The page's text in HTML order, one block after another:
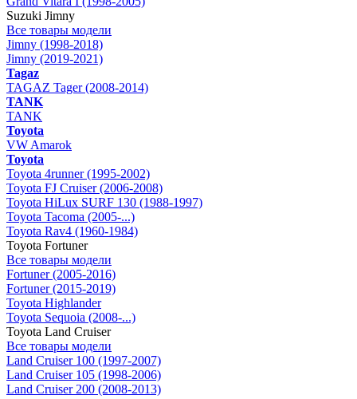
Suzuki Jimny
Все товары модели
Jimny (1998-2018)
Jimny (2019-2021)
Tagaz
TAGAZ Tager (2008-2014)
TANK
TANK
Toyota
VW Amarok
Toyota
Toyota 4runner (1995-2002)
Toyota FJ Cruiser (2006-2008)
Toyota HiLux SURF 130 (1988-1997)
Toyota Tacoma (2005-...)
Toyota Rav4 (1960-1984)
Toyota Fortuner
Все товары модели
Fortuner (2005-2016)
Fortuner (2015-2019)
Toyota Highlander
Toyota Sequoia (2008-...)
Toyota Land Cruiser
Все товары модели
Land Cruiser 100 (1997-2007)
Land Cruiser 105 (1998-2006)
Land Cruiser 200 (2008-2013)